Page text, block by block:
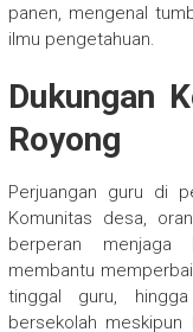
panen, mengenal
ilmu pengetahuan.
Dukungan
Royong
Perjuangan guru di
Komunitas desa,
berperan menjaga
membantu
tinggal guru,
bersekolah